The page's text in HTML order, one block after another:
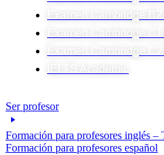
Examen Cambridge B2
Examen Cambridge
Examen Cambridge
IELTS Academic
Ser profesor
Formación para profesores inglés –
Formación para profesores español